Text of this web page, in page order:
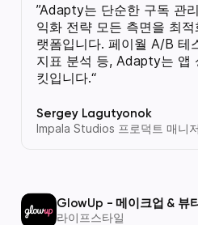
Adapty는 단순한 구독 관
익화 전략 모든 측면을 최
랫폼입니다. 페이월 A/B 테
지표 분석 등, Adapty는 앱
킷입니다.
Sergey Lagutyonok
Impala Studios 프로덕트 매니저
GlowUp - 메이크업 & 뷰티
라이프스타일